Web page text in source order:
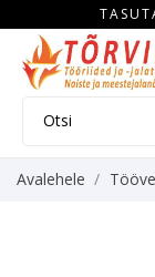
Avalehele